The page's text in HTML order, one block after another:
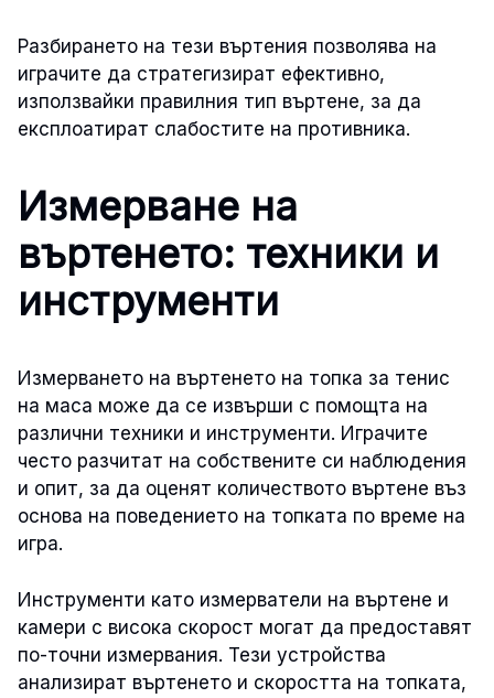
Разбирането на тези въртения позволява на
играчите да стратегизират ефективно,
използвайки правилния тип въртене, за да
експлоатират слабостите на противника.
Измерване на
въртенето: техники и
инструменти
Измерването на въртенето на топка за тенис
на маса може да се извърши с помощта на
различни техники и инструменти. Играчите
често разчитат на собствените си наблюдения
и опит, за да оценят количеството въртене въз
основа на поведението на топката по време на
игра.
Инструменти като измерватели на въртене и
камери с висока скорост могат да предоставят
по-точни измервания. Тези устройства
анализират въртенето и скоростта на топката,